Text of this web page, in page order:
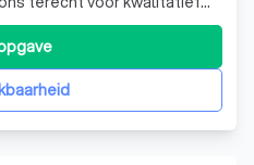
exterieur, plaatsen van
plinten & rozetten,
evenals gordijnen.